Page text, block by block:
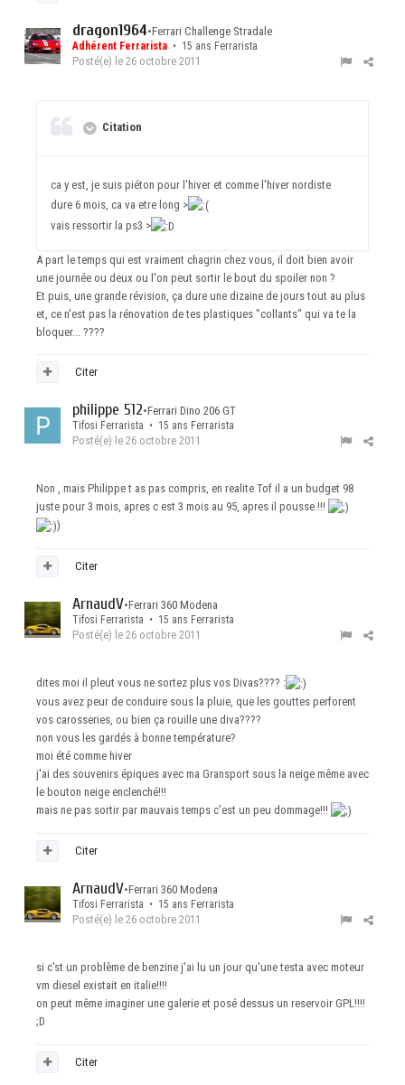
dragon1964•Ferrari Challenge Stradale
Adhérent Ferrarista • 15 ans Ferrarista
Posté(e) le 26 octobre 2011
Citation
ca y est, je suis piéton pour l'hiver et comme l'hiver nordiste
dure 6 mois, ca va etre long >
vais ressortir la ps3 >
A part le temps qui est vraiment chagrin chez vous, il doit bien avoir
une journée ou deux ou l'on peut sortir le bout du spoiler non ?
Et puis, une grande révision, ça dure une dizaine de jours tout au plus
et, ce n'est pas la rénovation de tes plastiques "collants" qui va te la
bloquer... ????
Citer
philippe 512•Ferrari Dino 206 GT
Tifosi Ferrarista • 15 ans Ferrarista
Posté(e) le 26 octobre 2011
Non , mais Philippe t as pas compris, en realite Tof il a un budget 98
juste pour 3 mois, apres c est 3 mois au 95, apres il pousse !!!
)
Citer
ArnaudV•Ferrari 360 Modena
Tifosi Ferrarista • 15 ans Ferrarista
Posté(e) le 26 octobre 2011
dites moi il pleut vous ne sortez plus vos Divas???? :
vous avez peur de conduire sous la pluie, que les gouttes perforent
vos carosseries, ou bien ça rouille une diva????
non vous les gardés à bonne température?
moi été comme hiver
j'ai des souvenirs épiques avec ma Gransport sous la neige même avec
le bouton neige enclenché!!!
mais ne pas sortir par mauvais temps c'est un peu dommage!!!
Citer
ArnaudV•Ferrari 360 Modena
Tifosi Ferrarista • 15 ans Ferrarista
Posté(e) le 26 octobre 2011
si c'st un problème de benzine j'ai lu un jour qu'une testa avec moteur
vm diesel existait en italie!!!!
on peut même imaginer une galerie et posé dessus un reservoir GPL!!!!
;D
Citer